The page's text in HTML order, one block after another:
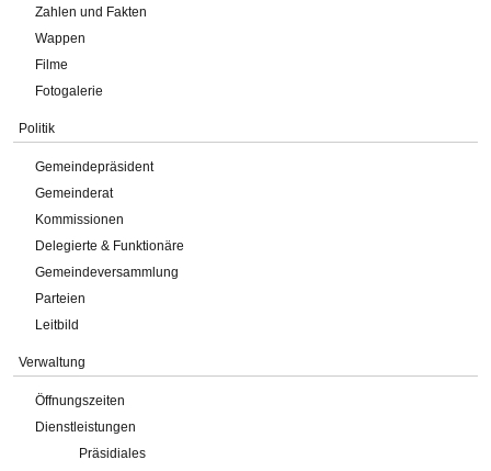
Zahlen und Fakten
Wappen
Filme
Fotogalerie
Politik
Gemeindepräsident
Gemeinderat
Kommissionen
Delegierte & Funktionäre
Gemeindeversammlung
Parteien
Leitbild
Verwaltung
Öffnungszeiten
Dienstleistungen
Präsidiales